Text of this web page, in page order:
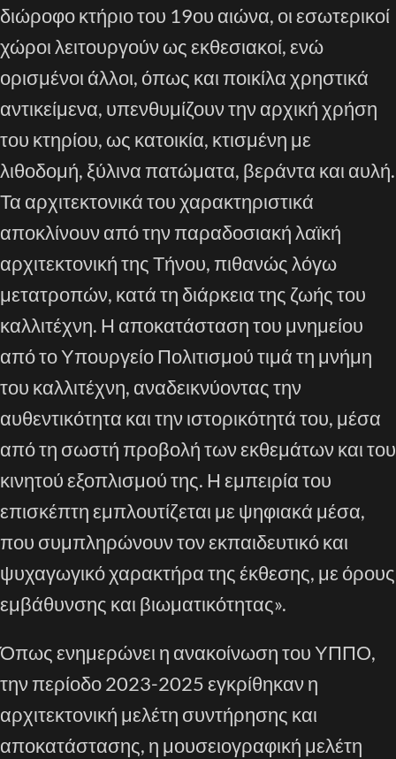
διώροφο κτήριο του 19ου αιώνα, οι εσωτερικοί
χώροι λειτουργούν ως εκθεσιακοί, ενώ
ορισμένοι άλλοι, όπως και ποικίλα χρηστικά
αντικείμενα, υπενθυμίζουν την αρχική χρήση
του κτηρίου, ως κατοικία, κτισμένη με
λιθοδομή, ξύλινα πατώματα, βεράντα και αυλή.
Τα αρχιτεκτονικά του χαρακτηριστικά
αποκλίνουν από την παραδοσιακή λαϊκή
αρχιτεκτονική της Τήνου, πιθανώς λόγω
μετατροπών, κατά τη διάρκεια της ζωής του
καλλιτέχνη. Η αποκατάσταση του μνημείου
από το Υπουργείο Πολιτισμού τιμά τη μνήμη
του καλλιτέχνη, αναδεικνύοντας την
αυθεντικότητα και την ιστορικότητά του, μέσα
από τη σωστή προβολή των εκθεμάτων και του
κινητού εξοπλισμού της. Η εμπειρία του
επισκέπτη εμπλουτίζεται με ψηφιακά μέσα,
που συμπληρώνουν τον εκπαιδευτικό και
ψυχαγωγικό χαρακτήρα της έκθεσης, με όρους
εμβάθυνσης και βιωματικότητας».
Όπως ενημερώνει η ανακοίνωση του ΥΠΠΟ,
την περίοδο 2023-2025 εγκρίθηκαν η
αρχιτεκτονική μελέτη συντήρησης και
αποκατάστασης, η μουσειογραφική μελέτη